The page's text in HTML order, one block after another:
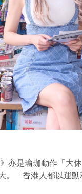
亦是瑜珈動作「大
。「香港人都以運